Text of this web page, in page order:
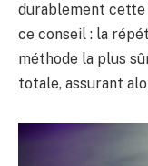
durablement cette
ce conseil : la
méthode la plus
totale, assurant